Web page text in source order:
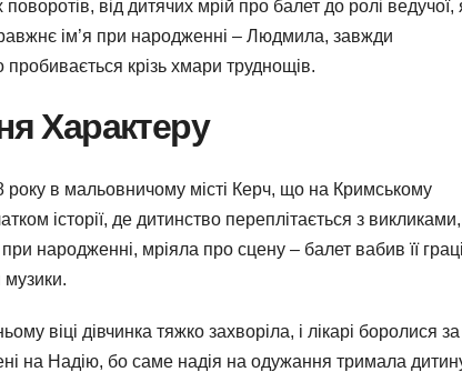
від дитячих мрій про балет до ролі ведучої,
ім’я при народженні – Людмила, завжди
крізь хмари труднощів.
Характеру
року в мальовничому місті Керч, що на Кримському
історії, де дитинство переплітається з
народженні, мріяла про сцену – балет вабив її
музики.
віці дівчинка тяжко захворіла, і лікарі боролися за
на Надію, бо саме надія на одужання тримала